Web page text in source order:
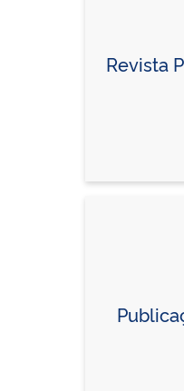
Revista